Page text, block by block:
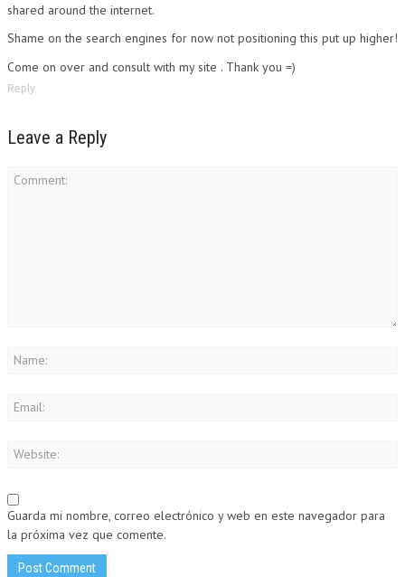
shared around the internet.
Shame on the search engines for now not positioning this put up higher!
Come on over and consult with my site . Thank you =)
Reply
Leave a Reply
Guarda mi nombre, correo electrónico y web en este navegador para
la próxima vez que comente.